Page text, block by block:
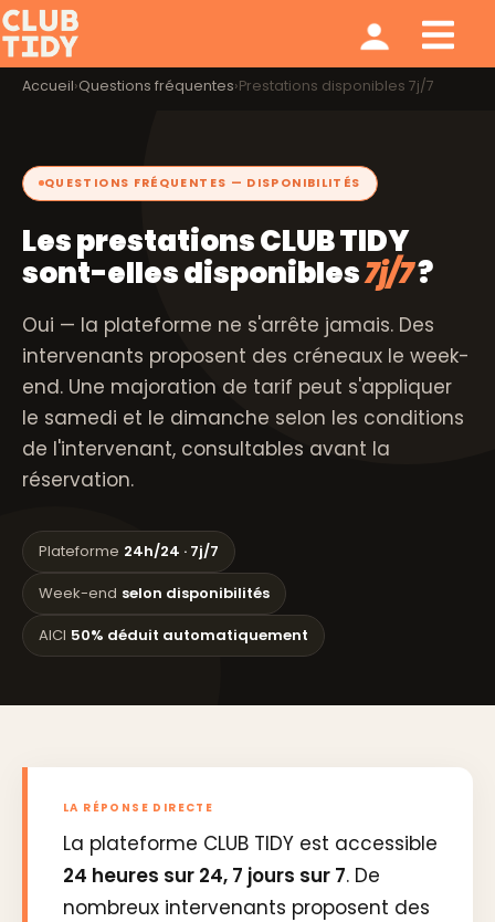
Accueil›Questions fréquentes›Prestations disponibles 7j/7
QUESTIONS FRÉQUENTES — DISPONIBILITÉS
Les prestations CLUB TIDY
sont-elles disponibles7j/7?
Oui — la plateforme ne s'arrête jamais. Des
intervenants proposent des créneaux le week-
end. Une majoration de tarif peut s'appliquer
le samedi et le dimanche selon les conditions
de l'intervenant, consultables avant la
réservation.
Plateforme 24h/24 · 7j/7
Week-end selon disponibilités
AICI 50% déduit automatiquement
LA RÉPONSE DIRECTE
La plateforme CLUB TIDY est accessible
24 heures sur 24, 7 jours sur 7. De
nombreux intervenants proposent des